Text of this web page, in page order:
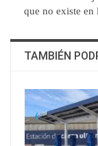
que no existe en
TAMBIÉN